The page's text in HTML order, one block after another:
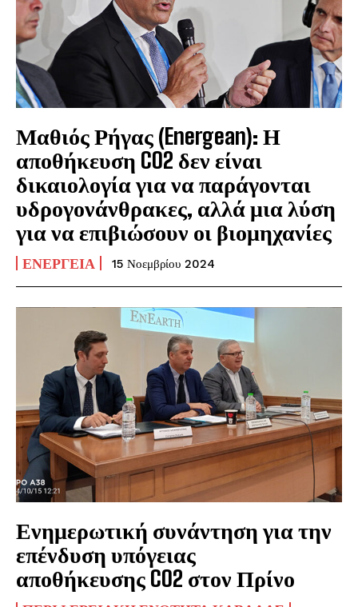
Μαθιός Ρήγας (Energean): Η
αποθήκευση CO2 δεν είναι
δικαιολογία για να παράγονται
υδρογονάνθρακες, αλλά μια λύση
για να επιβιώσουν οι βιομηχανίες
ΕΝΈΡΓΕΙΑ 15 Νοεμβρίου 2024
Ενημερωτική συνάντηση για την
επένδυση υπόγειας
αποθήκευσης CO2 στον Πρίνο